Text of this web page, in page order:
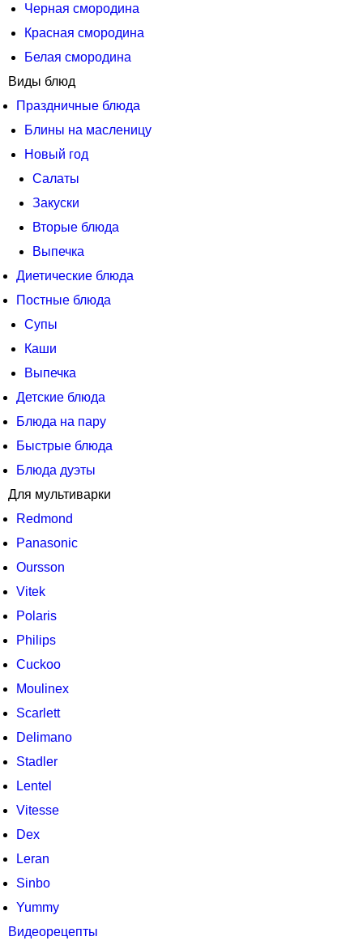
Черная смородина
Красная смородина
Белая смородина
Виды блюд
Праздничные блюда
Блины на масленицу
Новый год
Салаты
Закуски
Вторые блюда
Выпечка
Диетические блюда
Постные блюда
Супы
Каши
Выпечка
Детские блюда
Блюда на пару
Быстрые блюда
Блюда дуэты
Для мультиварки
Redmond
Panasonic
Oursson
Vitek
Polaris
Philips
Cuckoo
Moulinex
Scarlett
Delimano
Stadler
Lentel
Vitesse
Dex
Leran
Sinbo
Yummy
Видеорецепты